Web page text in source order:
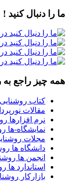
ما را دنبال کنید !
همه چیز راجع به
کتاب
مقالات
نرم افزارها
نمایشگاه-ها
مجلات
دانشگاه ها
انجمن ها
استاندارد ها
بازارکار